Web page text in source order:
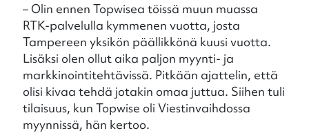
– Olin ennen Topwisea töissä muun muassa
RTK-palvelulla kymmenen vuotta, josta
Tampereen yksikön päällikkönä kuusi vuotta.
Lisäksi olen ollut aika paljon myynti- ja
markkinointitehtävissä. Pitkään ajattelin, että
olisi kivaa tehdä jotakin omaa juttua. Siihen tuli
tilaisuus, kun Topwise oli Viestinvaihdossa
myynnissä, hän kertoo.